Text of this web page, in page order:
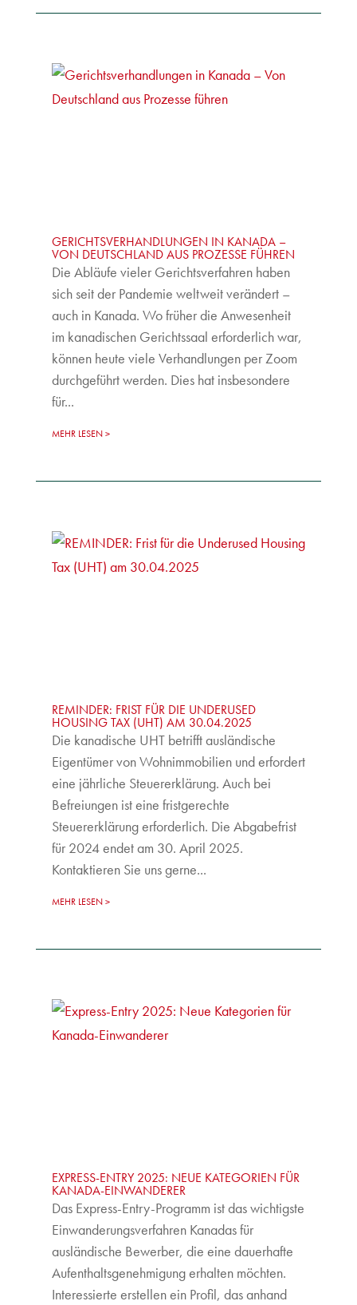
GERICHTSVERHANDLUNGEN IN KANADA –
VON DEUTSCHLAND AUS PROZESSE FÜHREN
Die Abläufe vieler Gerichtsverfahren haben
sich seit der Pandemie weltweit verändert –
auch in Kanada. Wo früher die Anwesenheit
im kanadischen Gerichtssaal erforderlich war,
können heute viele Verhandlungen per Zoom
durchgeführt werden. Dies hat insbesondere
für...
MEHR LESEN
REMINDER: FRIST FÜR DIE UNDERUSED
HOUSING TAX (UHT) AM 30.04.2025
Die kanadische UHT betrifft ausländische
Eigentümer von Wohnimmobilien und erfordert
eine jährliche Steuererklärung. Auch bei
Befreiungen ist eine fristgerechte
Steuererklärung erforderlich. Die Abgabefrist
für 2024 endet am 30. April 2025.
Kontaktieren Sie uns gerne...
MEHR LESEN
EXPRESS-ENTRY 2025: NEUE KATEGORIEN FÜR
KANADA-EINWANDERER
Das Express-Entry-Programm ist das wichtigste
Einwanderungsverfahren Kanadas für
ausländische Bewerber, die eine dauerhafte
Aufenthaltsgenehmigung erhalten möchten.
Interessierte erstellen ein Profil, das anhand